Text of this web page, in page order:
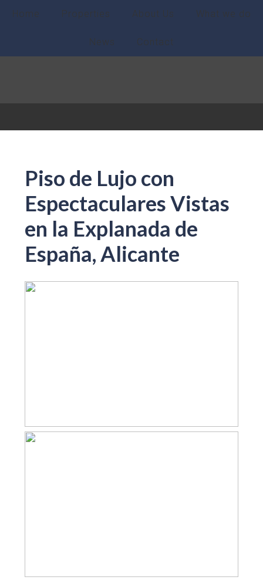
Home Properties About Us What we do
News Contact
Piso de Lujo con
Espectaculares Vistas
en la Explanada de
España, Alicante